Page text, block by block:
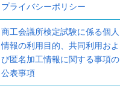
プライバシーポリシー
商工会議所検定試験に係る個人
情報の利用目的、共同利用およ
び匿名加工情報に関する事項の
公表事項